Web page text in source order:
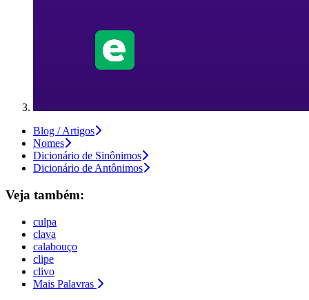
Blog / Artigos
Nomes
Dicionário de Sinônimos
Dicionário de Antônimos
Veja também:
culpa
clava
calabouço
clipe
clivo
Mais Palavras